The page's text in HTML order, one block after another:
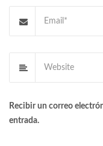
Recibir un correo
entrada.